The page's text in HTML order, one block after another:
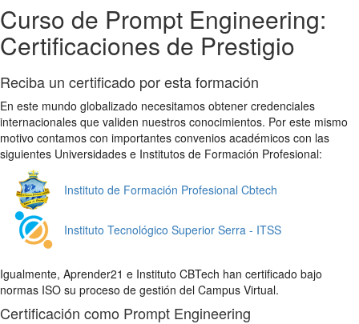
Curso de Prompt Engineering:
Certificaciones de Prestigio
Reciba un certificado por esta formación
En este mundo globalizado necesitamos obtener credenciales
internacionales que validen nuestros conocimientos. Por este mismo
motivo contamos con importantes convenios académicos con las
siguientes Universidades e Institutos de Formación Profesional:
Instituto de Formación Profesional Cbtech
Instituto Tecnológico Superior Serra - ITSS
Igualmente, Aprender21 e Instituto CBTech han certificado bajo
normas ISO su proceso de gestión del Campus Virtual.
Certificación como Prompt Engineering